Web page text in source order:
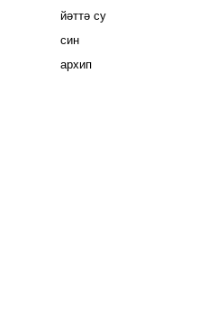
йәттә су
син
архип